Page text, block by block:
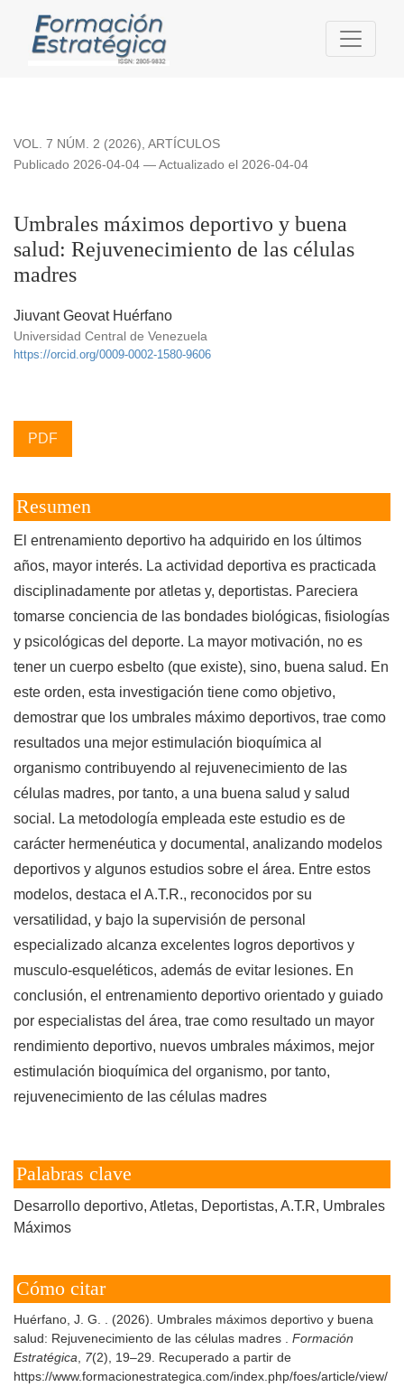
VOL. 7 NÚM. 2 (2026), ARTÍCULOS
Umbrales máximos deportivo y buena
salud: Rejuvenecimiento de las células
madres
Publicado 2026-04-04 — Actualizado el 2026-04-04
Jiuvant Geovat Huérfano
Universidad Central de Venezuela
https://orcid.org/0009-0002-1580-9606
PDF
Palabras clave
Desarrollo deportivo Atletas, Deportistas A.T.R Umbrales
Máximos
Cómo citar
Huérfano, J. G. . (2026). Umbrales máximos deportivo y buena
salud: Rejuvenecimiento de las células madres . Formación
Estratégica, 7(2), 19–29. Recuperado a partir de
https://www.formacionestrategica.com/index.php/foes/article/view/
Resumen
El entrenamiento deportivo ha adquirido en los últimos
años, mayor interés. La actividad deportiva es practicada
disciplinadamente por atletas y, deportistas. Pareciera
tomarse conciencia de las bondades biológicas, fisiologías
y psicológicas del deporte. La mayor motivación, no es
tener un cuerpo esbelto (que existe), sino, buena salud. En
este orden, esta investigación tiene como objetivo,
demostrar que los umbrales máximo deportivos, trae como
resultados una mejor estimulación bioquímica al
organismo contribuyendo al rejuvenecimiento de las
células madres, por tanto, a una buena salud y salud
social. La metodología empleada este estudio es de
carácter hermenéutica y documental, analizando modelos
deportivos y algunos estudios sobre el área. Entre estos
modelos, destaca el A.T.R., reconocidos por su
versatilidad, y bajo la supervisión de personal
especializado alcanza excelentes logros deportivos y
musculo-esqueléticos, además de evitar lesiones. En
conclusión, el entrenamiento deportivo orientado y guiado
por especialistas del área, trae como resultado un mayor
rendimiento deportivo, nuevos umbrales máximos, mejor
estimulación bioquímica del organismo, por tanto,
rejuvenecimiento de las células madres